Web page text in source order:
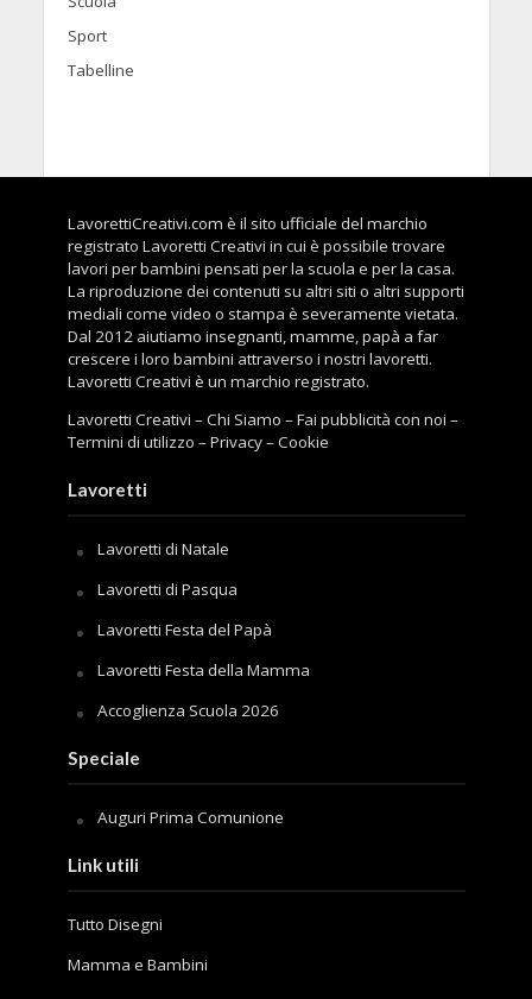
Sport
Tabelline
LavorettiCreativi.com è il sito ufficiale del marchio
registrato Lavoretti Creativi in cui è possibile trovare
lavori per bambini pensati per la scuola e per la casa.
La riproduzione dei contenuti su altri siti o altri supporti
mediali come video o stampa è severamente vietata.
Dal 2012 aiutiamo insegnanti, mamme, papà a far
crescere i loro bambini attraverso i nostri lavoretti.
Lavoretti Creativi è un marchio registrato.
Lavoretti Creativi –Chi Siamo –Fai pubblicità con noi –
Termini di utilizzo –Privacy–Cookie
Lavoretti
Lavoretti di Natale
Lavoretti di Pasqua
Lavoretti Festa del Papà
Lavoretti Festa della Mamma
Accoglienza Scuola 2026
Speciale
Auguri Prima Comunione
Link utili
Tutto Disegni
Mamma e Bambini